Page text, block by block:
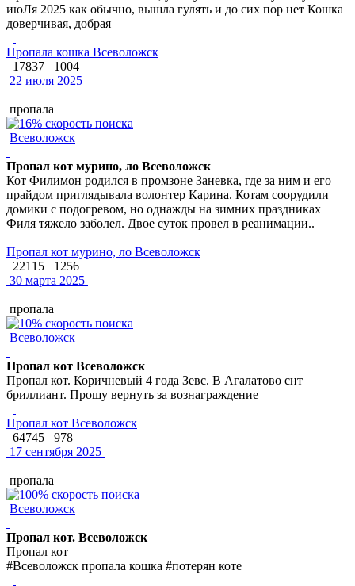
июЛя 2025 как обычно, вышла гулять и до сих пор нет Кошка
доверчивая, добрая
Пропала кошка Всеволожск
17837
1004
22 июля 2025
пропала
Всеволожск
Пропал кот мурино, ло Всеволожск
Кот Филимон родился в промзоне Заневка, где за ним и его
прайдом приглядывала волонтер Карина. Котам соорудили
домики с подогревом, но однажды на зимних праздниках
Филя тяжело заболел. Двое суток провел в реанимации..
Пропал кот мурино, ло Всеволожск
22115
1256
30 марта 2025
пропала
Всеволожск
Пропал кот Всеволожск
Пропал кот. Коричневый 4 года Зевс. В Агалатово снт
бриллиант. Прошу вернуть за вознаграждение
Пропал кот Всеволожск
64745
978
17 сентября 2025
пропала
Всеволожск
Пропал кот. Всеволожск
Пропал кот
#Всеволожск пропала кошка #потерян коте